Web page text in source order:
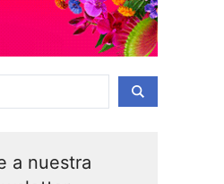
a nuestra